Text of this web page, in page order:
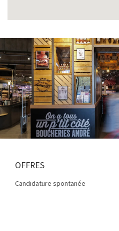
OFFRES
Candidature spontanée